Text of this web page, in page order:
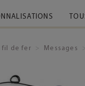
fil de fer Messages